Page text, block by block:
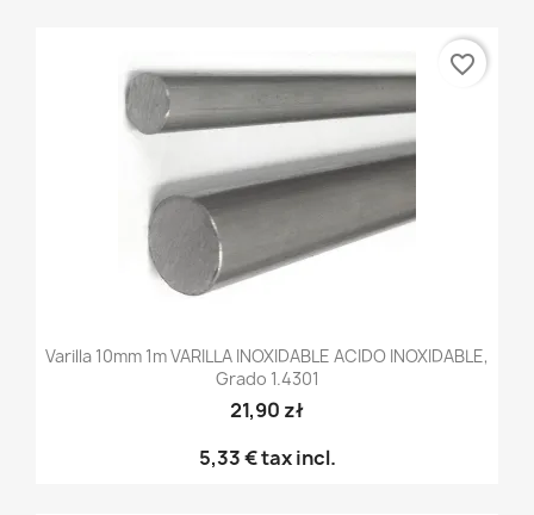
Varilla 10mm 1m VARILLA INOXIDABLE ACIDO INOXIDABLE,
Grado 1.4301
21,90 zł
5,33 €tax incl.
favorite_border